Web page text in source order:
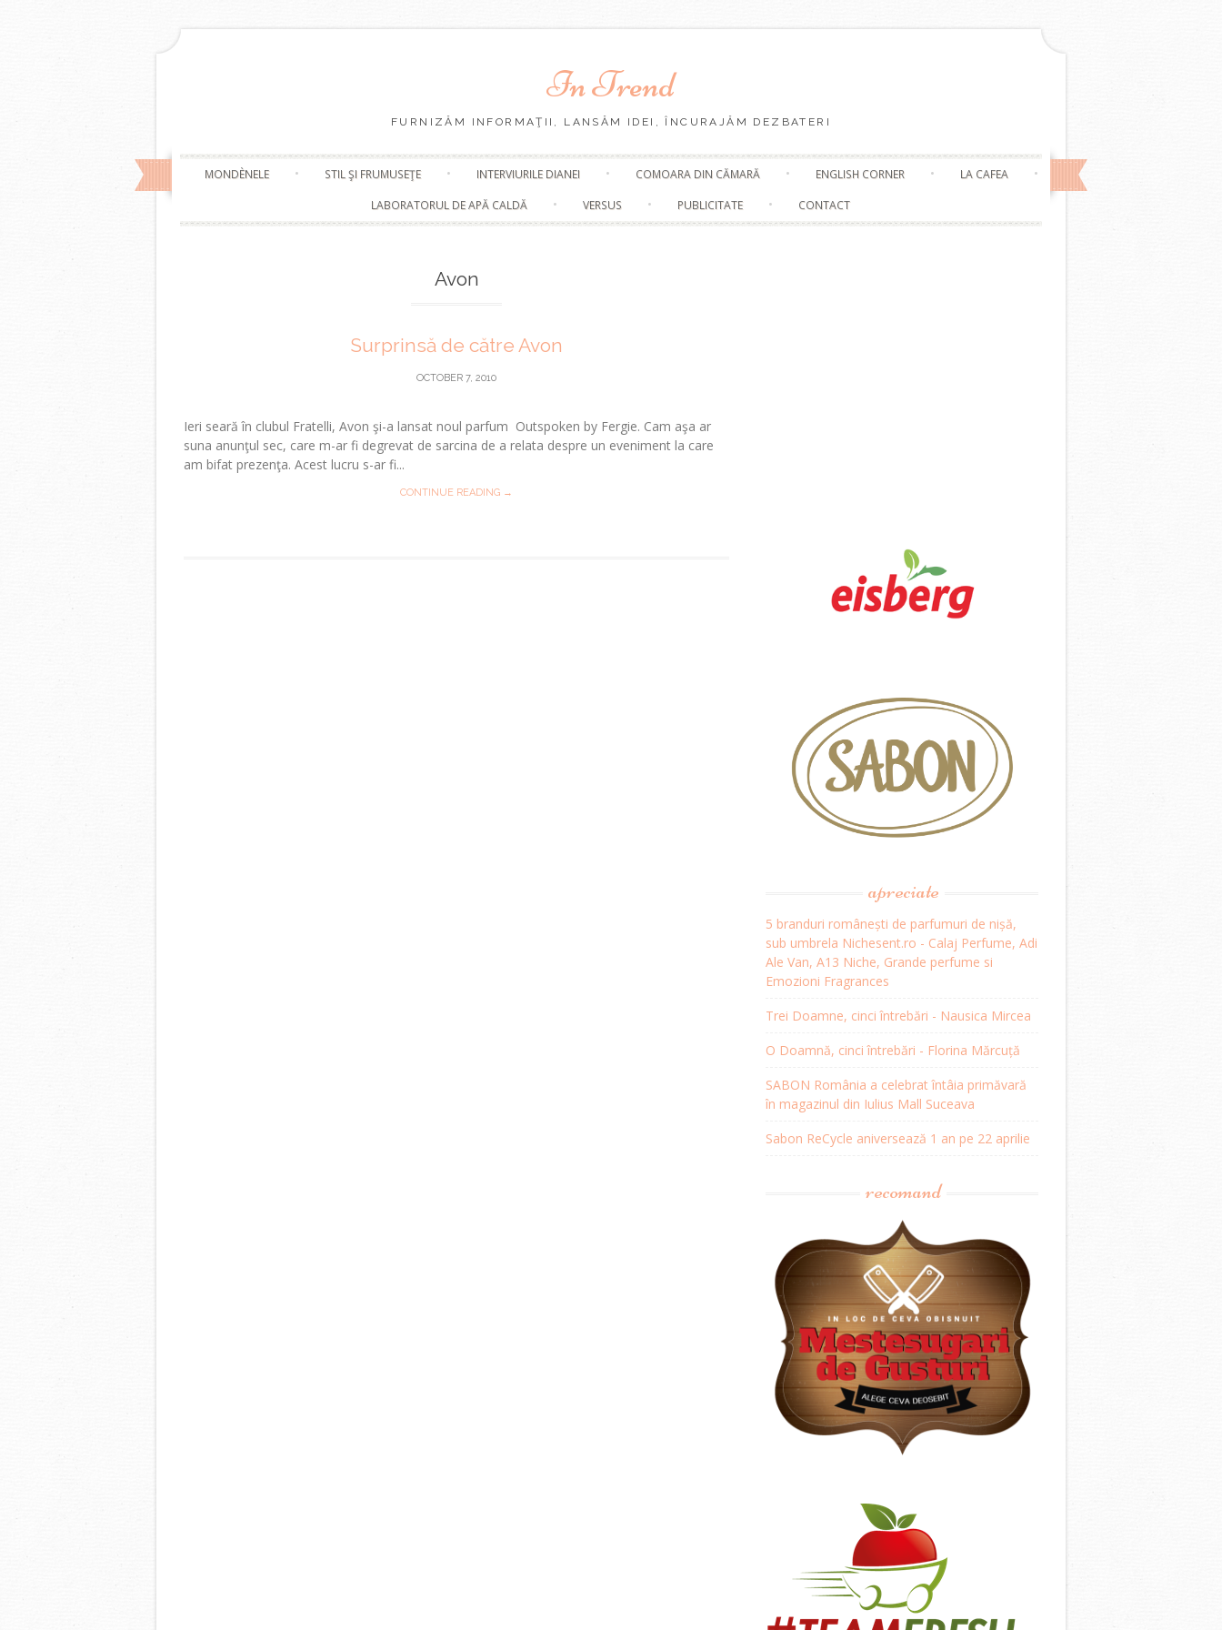
In Trend
FURNIZĂM INFORMAŢII, LANSĂM IDEI, ÎNCURAJĂM DEZBATERI
Skip
content
MONDÈNELE STIL ŞI FRUMUSEŢE INTERVIURILE DIANEI COMOARA DIN CĂMARĂ ENGLISH CORNER
LA CAFEA
LABORATORUL DE APĂ CALDĂ
VERSUS PUBLICITATE CONTACT
Avon
Surprinsă de către Avon
OCTOBER 7, 2010
Ieri seară în clubul Fratelli, Avon şi-a lansat noul parfum Outspoken by Fergie. Cam aşa ar
suna anunţul sec, care m-ar fi degrevat de sarcina de a relata despre un eveniment la care
am bifat prezenţa. Acest lucru s-ar fi...
CONTINUE READING →
apreciate
5 branduri românești de parfumuri de nișă,
sub umbrela Nichesent.ro - Calaj Perfume, Adi
Ale Van, A13 Niche, Grande perfume si
Emozioni Fragrances
Trei Doamne, cinci întrebări - Nausica Mircea
O Doamnă, cinci întrebări - Florina Mărcuță
SABON România a celebrat întâia primăvară
în magazinul din Iulius Mall Suceava
Sabon ReCycle aniversează 1 an pe 22 aprilie
recomand